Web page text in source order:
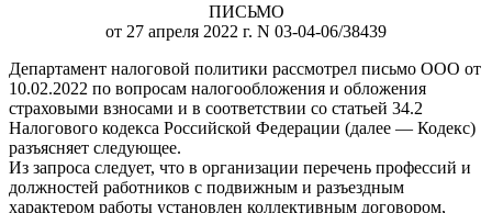
ПИСЬМО
от 27 апреля 2022 г. N 03-04-06/38439
Департамент налоговой политики рассмотрел письмо ООО от
10.02.2022 по вопросам налогообложения и обложения
страховыми взносами и в соответствии со статьей 34.2
Налогового кодекса Российской Федерации (далее — Кодекс)
разъясняет следующее.
Из запроса следует, что в организации перечень профессий и
должностей работников с подвижным и разъездным
характером работы установлен коллективным договором,